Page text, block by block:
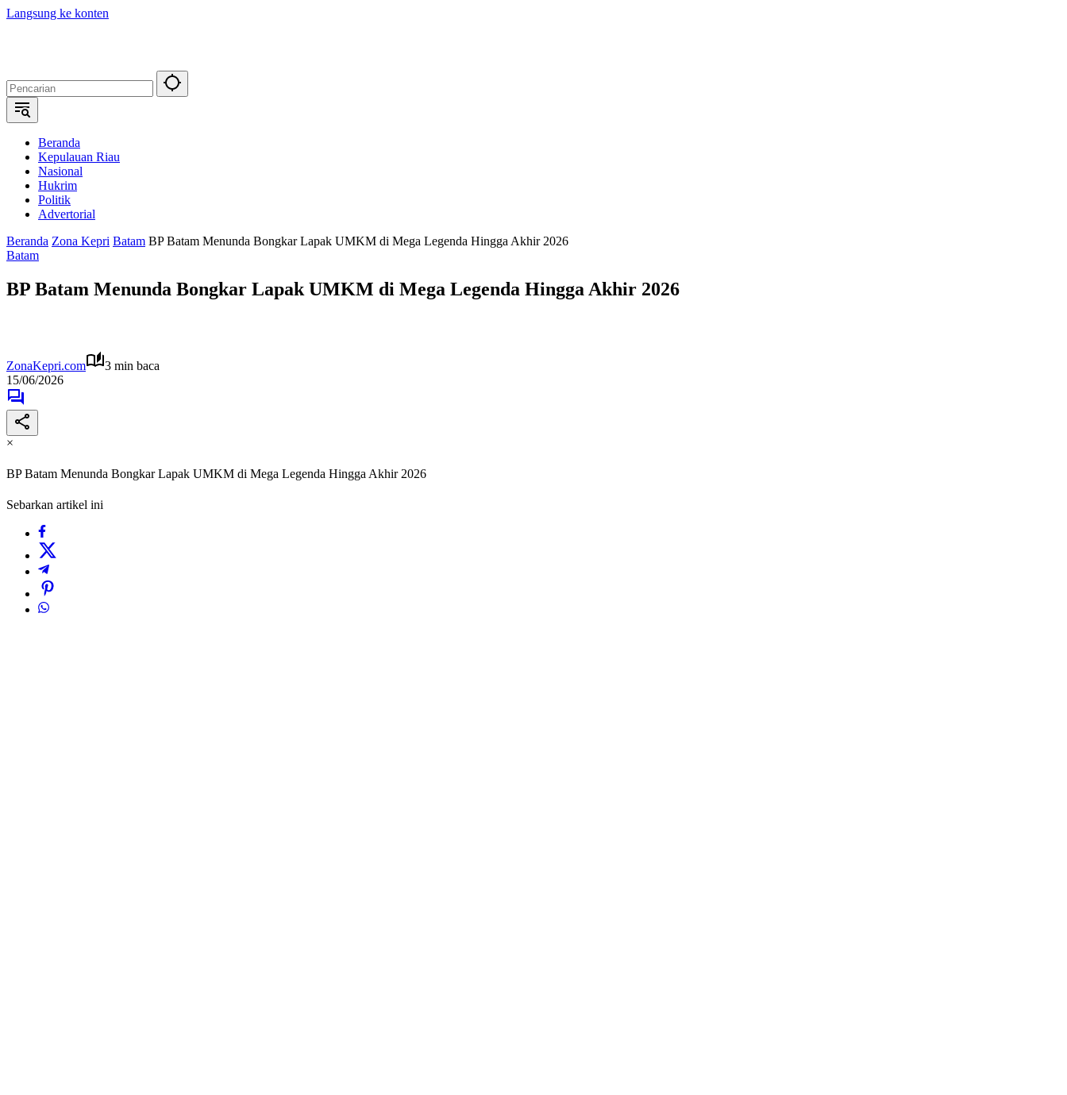
Langsung ke konten
Beranda
Kepulauan Riau
Nasional
Hukrim
Politik
Advertorial
Beranda Zona Kepri Batam BP Batam Menunda Bongkar Lapak UMKM di Mega Legenda Hingga Akhir 2026
Batam
BP Batam Menunda Bongkar Lapak UMKM di Mega Legenda Hingga Akhir 2026
ZonaKepri.com
3 min baca
15/06/2026
×
BP Batam Menunda Bongkar Lapak UMKM di Mega Legenda Hingga Akhir 2026
Sebarkan artikel ini